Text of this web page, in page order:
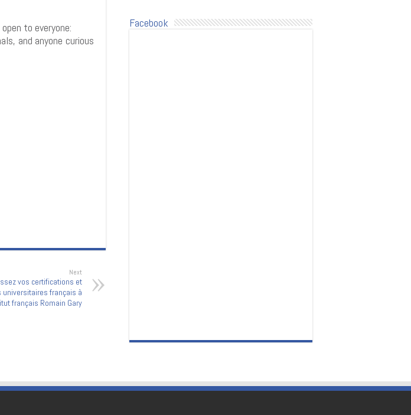
to everyone:
and anyone curious
Next
vos certifications et
universitaires français à
français Romain Gary
Facebook